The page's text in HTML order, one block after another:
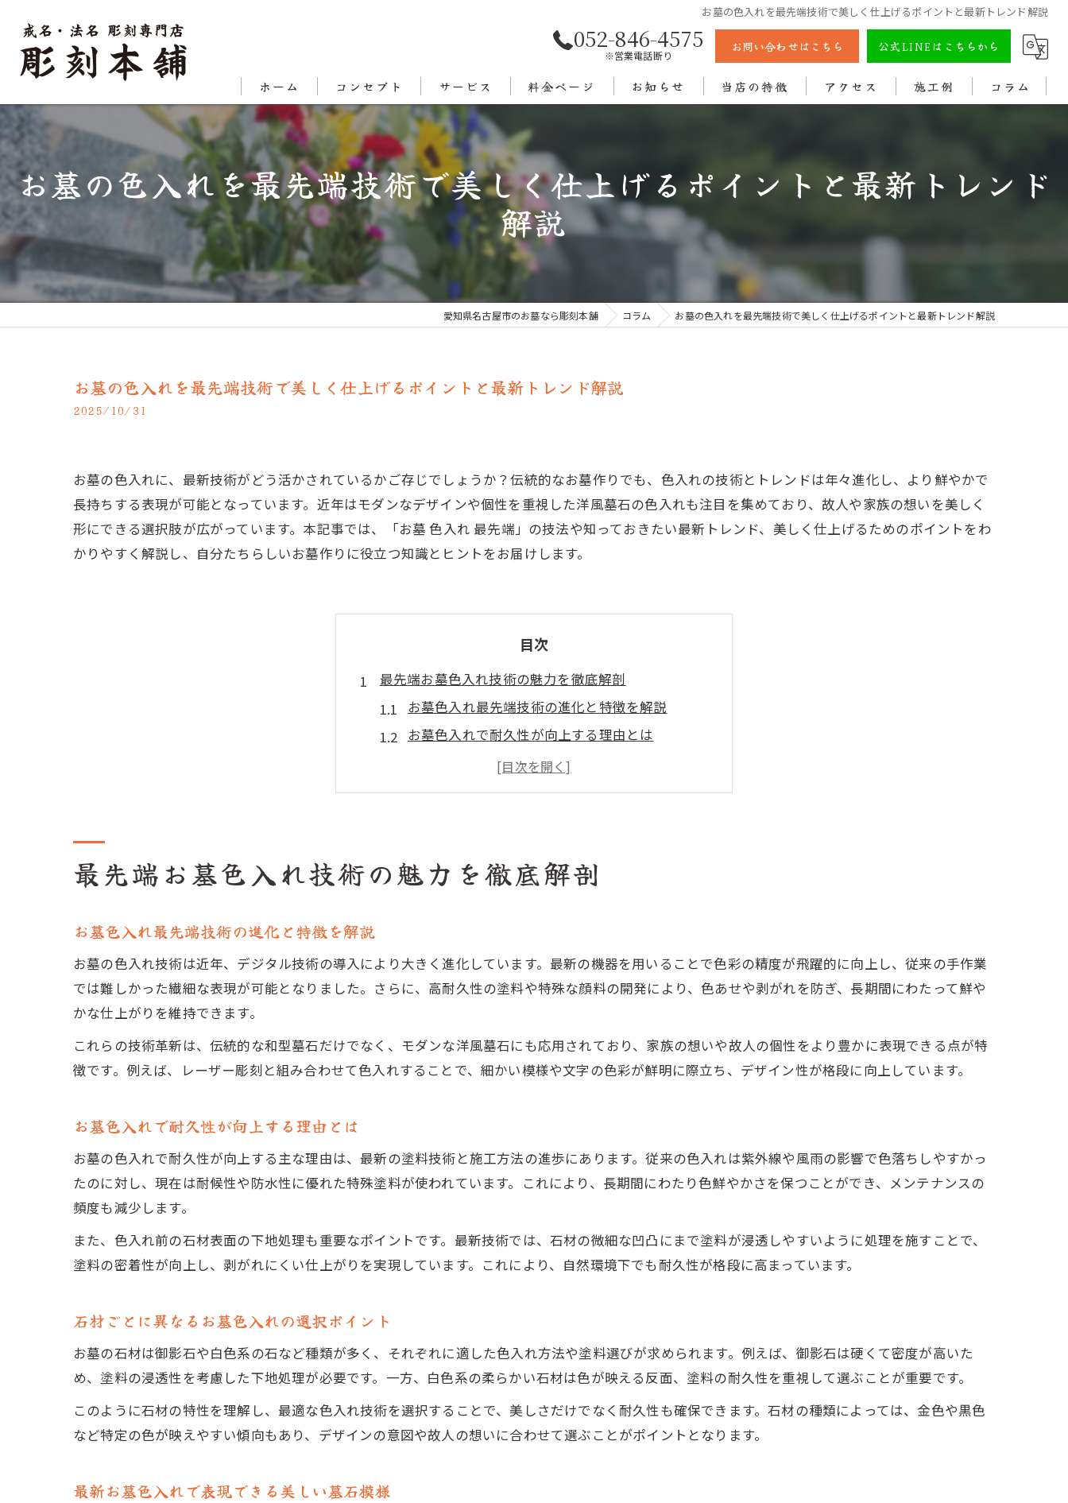
お墓の色入れを最先端技術で美しく仕上げるポイントと最新トレンド解説
052-846-4575
※営業電話断り
お問い合わせはこちら 公式LINEはこちらから
ホーム コンセプト
代表あいさつ
対応エリア
サービス 料金ページ お知らせ 当店の特徴
戒名
色入れ
アクセス 施工例 コラム
お墓の色入れを最先端技術で美しく仕上げるポイントと最新トレンド
解説
愛知県名古屋市のお墓なら彫刻本舗 コラム お墓の色入れを最先端技術で美しく仕上げるポイントと最新トレンド解説
お墓の色入れを最先端技術で美しく仕上げるポイントと最新トレンド解説
2025/10/31
お墓の色入れに、最新技術がどう活かされているかご存じでしょうか？伝統的なお墓作りでも、色入れの技術とトレンドは年々進化し、より鮮やかで
長持ちする表現が可能となっています。近年はモダンなデザインや個性を重視した洋風墓石の色入れも注目を集めており、故人や家族の想いを美しく
形にできる選択肢が広がっています。本記事では、「お墓 色入れ 最先端」の技法や知っておきたい最新トレンド、美しく仕上げるためのポイントをわ
かりやすく解説し、自分たちらしいお墓作りに役立つ知識とヒントをお届けします。
目次
最先端お墓色入れ技術の魅力を徹底解剖
お墓色入れ最先端技術の進化と特徴を解説
お墓色入れで耐久性が向上する理由とは
石材ごとに異なるお墓色入れの選択ポイント
最新お墓色入れで表現できる美しい墓石模様
お墓色入れが変える現代的デザインの傾向
花柄やプレートとお墓色入れの組み合わせ術
お墓色入れで心を込めたデザインを演出する方法
お墓色入れ最新手法で生まれる鮮やかな発色
色入れ選びで墓石全体の印象が変わる理由
最新技術でお墓色入れのメンテナンスが簡単に
モダンな墓石デザインと色入れの調和を探る
洋風墓石と色入れのバランスを取るコツ
墓石プレートや花柄模様と色入れの組み合わせ方
墓石文字の色入れを選ぶ際の注目ポイント
お墓色入れで文字が見やすくなる工夫とは
墓石文字色入れの人気色と選び方のコツ
お墓色入れの技術で耐久性を高める方法
最先端お墓色入れ技術の魅力を徹底解剖
お墓色入れ最先端技術の進化と特徴を解説
お墓の色入れ技術は近年、デジタル技術の導入により大きく進化しています。最新の機器を用いることで色彩の精度が飛躍的に向上し、従来の手作業
では難しかった繊細な表現が可能となりました。さらに、高耐久性の塗料や特殊な顔料の開発により、色あせや剥がれを防ぎ、長期間にわたって鮮や
かな仕上がりを維持できます。
これらの技術革新は、伝統的な和型墓石だけでなく、モダンな洋風墓石にも応用されており、家族の想いや故人の個性をより豊かに表現できる点が特
徴です。例えば、レーザー彫刻と組み合わせて色入れすることで、細かい模様や文字の色彩が鮮明に際立ち、デザイン性が格段に向上しています。
お墓色入れで耐久性が向上する理由とは
お墓の色入れで耐久性が向上する主な理由は、最新の塗料技術と施工方法の進歩にあります。従来の色入れは紫外線や風雨の影響で色落ちしやすかっ
たのに対し、現在は耐候性や防水性に優れた特殊塗料が使われています。これにより、長期間にわたり色鮮やかさを保つことができ、メンテナンスの
頻度も減少します。
また、色入れ前の石材表面の下地処理も重要なポイントです。最新技術では、石材の微細な凹凸にまで塗料が浸透しやすいように処理を施すことで、
塗料の密着性が向上し、剥がれにくい仕上がりを実現しています。これにより、自然環境下でも耐久性が格段に高まっています。
石材ごとに異なるお墓色入れの選択ポイント
お墓の石材は御影石や白色系の石など種類が多く、それぞれに適した色入れ方法や塗料選びが求められます。例えば、御影石は硬くて密度が高いた
め、塗料の浸透性を考慮した下地処理が必要です。一方、白色系の柔らかい石材は色が映える反面、塗料の耐久性を重視して選ぶことが重要です。
このように石材の特性を理解し、最適な色入れ技術を選択することで、美しさだけでなく耐久性も確保できます。石材の種類によっては、金色や黒色
など特定の色が映えやすい傾向もあり、デザインの意図や故人の想いに合わせて選ぶことがポイントとなります。
最新お墓色入れで表現できる美しい墓石模様